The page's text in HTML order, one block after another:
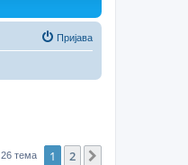
Пријава
26 тема 1 2